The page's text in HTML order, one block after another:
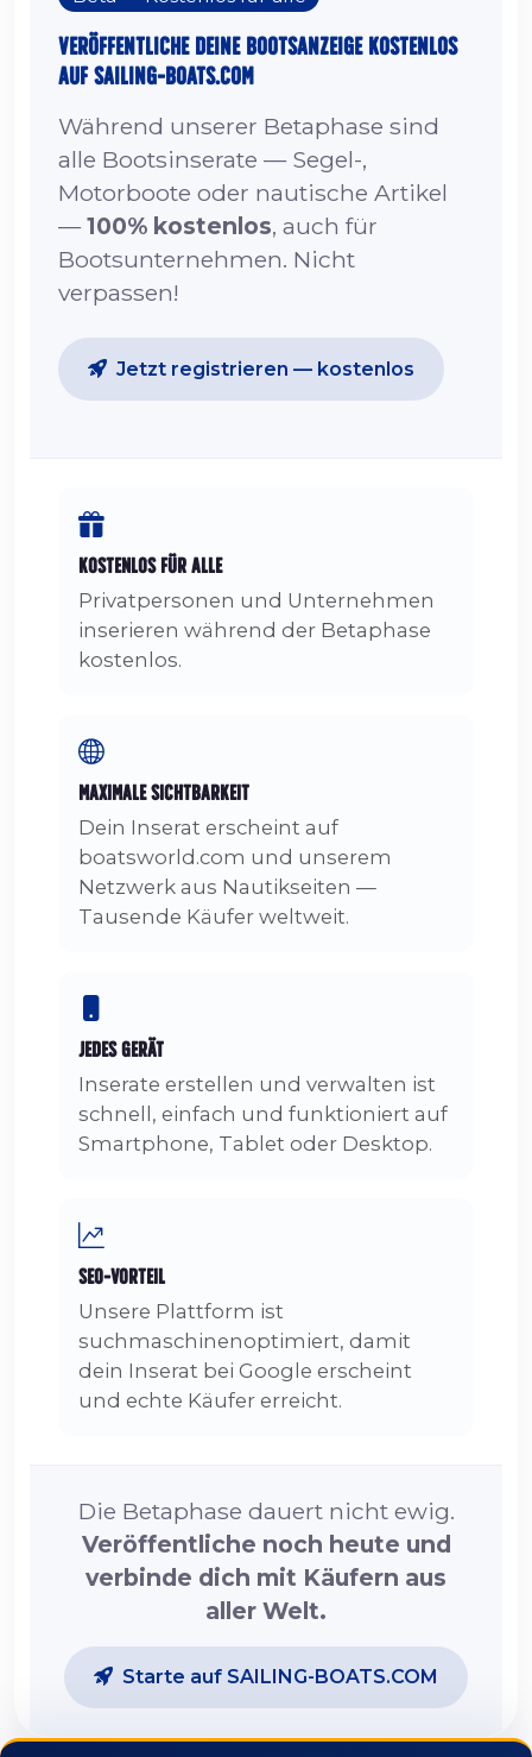
Veröffentliche deine Bootsanzeige kostenlos
auf sailing-boats.com
Während unserer Betaphase sind
alle Bootsinserate — Segel-,
Motorboote oder nautische Artikel
—100% kostenlos, auch für
Bootsunternehmen. Nicht
verpassen!
Jetzt registrieren — kostenlos
Kostenlos für alle
Privatpersonen und Unternehmen
inserieren während der Betaphase
kostenlos.
Maximale Sichtbarkeit
Dein Inserat erscheint auf
boatsworld.com und unserem
Netzwerk aus Nautikseiten —
Tausende Käufer weltweit.
Jedes Gerät
Inserate erstellen und verwalten ist
schnell, einfach und funktioniert auf
Smartphone, Tablet oder Desktop.
SEO-Vorteil
Unsere Plattform ist
suchmaschinenoptimiert, damit
dein Inserat bei Google erscheint
und echte Käufer erreicht.
Die Betaphase dauert nicht ewig.
Veröffentliche noch heute und
verbinde dich mit Käufern aus
aller Welt.
Starte auf SAILING-BOATS.COM